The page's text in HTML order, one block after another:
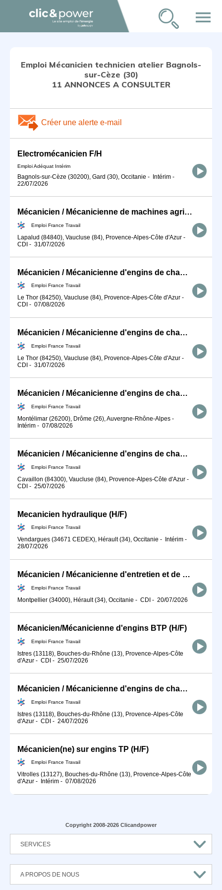
menu
Emploi Mécanicien technicien atelier Bagnols-
sur-Cèze (30)
11 ANNONCES A CONSULTER
Créer une alerte e-mail
Electromécanicien F/H
Emploi Adéquat Intérim
Bagnols-sur-Cèze (30200), Gard (30), Occitanie - Intérim -
22/07/2026
Mécanicien / Mécanicienne de machines agricoles (H/F)
Emploi France Travail
Lapalud (84840), Vaucluse (84), Provence-Alpes-Côte d'Azur -
CDI - 31/07/2026
Mécanicien / Mécanicienne d'engins de chantier et de travaux publ (H/F)
Emploi France Travail
Le Thor (84250), Vaucluse (84), Provence-Alpes-Côte d'Azur -
CDI - 07/08/2026
Mécanicien / Mécanicienne d'engins de chantier et de travaux publ (H/F)
Emploi France Travail
Le Thor (84250), Vaucluse (84), Provence-Alpes-Côte d'Azur -
CDI - 31/07/2026
Mécanicien / Mécanicienne d'engins de chantier et de travaux publ (H/F)
Emploi France Travail
Montélimar (26200), Drôme (26), Auvergne-Rhône-Alpes -
Intérim - 07/08/2026
Mécanicien / Mécanicienne d'engins de chantier et de travaux publ (H/F)
Emploi France Travail
Cavaillon (84300), Vaucluse (84), Provence-Alpes-Côte d'Azur -
CDI - 25/07/2026
Mecanicien hydraulique (H/F)
Emploi France Travail
Vendargues (34671 CEDEX), Hérault (34), Occitanie - Intérim -
28/07/2026
Mécanicien / Mécanicienne d'entretien et de maintenance d'engins (H/F)
Emploi France Travail
Montpellier (34000), Hérault (34), Occitanie - CDI - 20/07/2026
Mécanicien/Mécanicienne d'engins BTP (H/F)
Emploi France Travail
Istres (13118), Bouches-du-Rhône (13), Provence-Alpes-Côte
d'Azur - CDI - 25/07/2026
Mécanicien / Mécanicienne d'engins de chantier et de travaux publ (H/F)
Emploi France Travail
Istres (13118), Bouches-du-Rhône (13), Provence-Alpes-Côte
d'Azur - CDI - 24/07/2026
Mécanicien(ne) sur engins TP (H/F)
Emploi France Travail
Vitrolles (13127), Bouches-du-Rhône (13), Provence-Alpes-Côte
d'Azur - Intérim - 07/08/2026
Copyright 2008-2026 Clicandpower
SERVICES
A PROPOS DE NOUS